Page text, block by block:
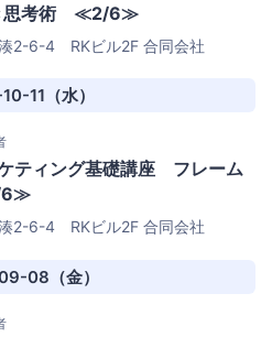
思考術 ≪2/6≫
2-6-4 RKビル2F 合同会社
11（水）
ティング基礎講座 フレーム
6≫
2-6-4 RKビル2F 合同会社
08（金）